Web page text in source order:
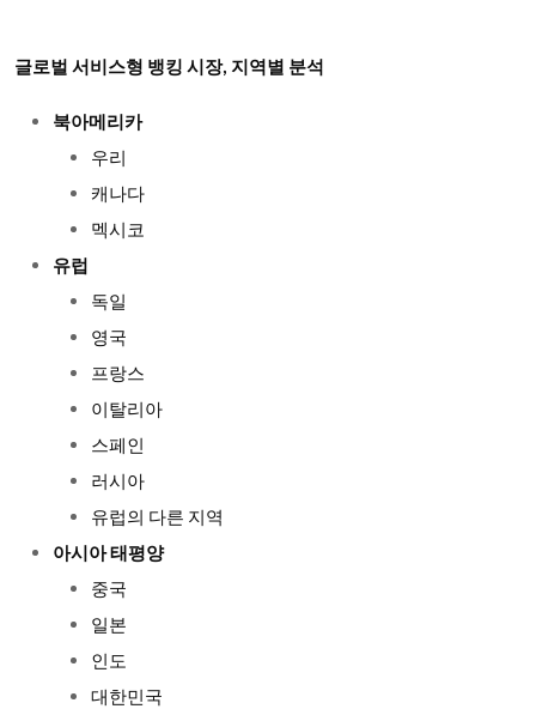
글로벌 서비스형 뱅킹 시장, 지역별 분석
북아메리카
우리
캐나다
멕시코
유럽
독일
영국
프랑스
이탈리아
스페인
러시아
유럽의 다른 지역
아시아 태평양
중국
일본
인도
대한민국